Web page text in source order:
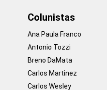
Colunistas
Ana Paula Franco
Antonio Tozzi
Breno DaMata
Carlos Martinez
Carlos Wesley